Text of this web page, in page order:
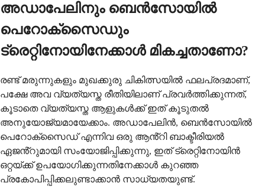
അഡാപേലിനും ബെൻസോയിൽ
പെറോക്സൈഡും
ട്രെറ്റിനോയിനേക്കാൾ മികച്ചതാണോ?
രണ്ട് മരുന്നുകളും മുഖക്കുരു ചികിത്സയിൽ ഫലപ്രദമാണ്,
പക്ഷേ അവ വ്യത്യസ്ത രീതിയിലാണ് പ്രവർത്തിക്കുന്നത്,
കൂടാതെ വ്യത്യസ്ത ആളുകൾക്ക് ഇത് കൂടുതൽ
അനുയോജ്യമായേക്കാം. അഡാപേലിൻ, ബെൻസോയിൽ
പെറോക്സൈഡ് എന്നിവ ഒരു ആൻ്റി ബാക്ടീരിയൽ
ഏജൻ്റുമായി സംയോജിപ്പിക്കുന്നു, ഇത് ട്രെറ്റിനോയിൻ
ഒറ്റയ്ക്ക് ഉപയോഗിക്കുന്നതിനേക്കാൾ കുറഞ്ഞ
പ്രകോപിപ്പിക്കലുണ്ടാക്കാൻ സാധ്യതയുണ്ട്.